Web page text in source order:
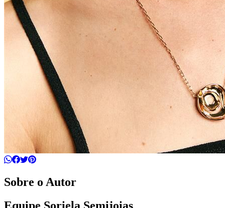
Sobre o Autor